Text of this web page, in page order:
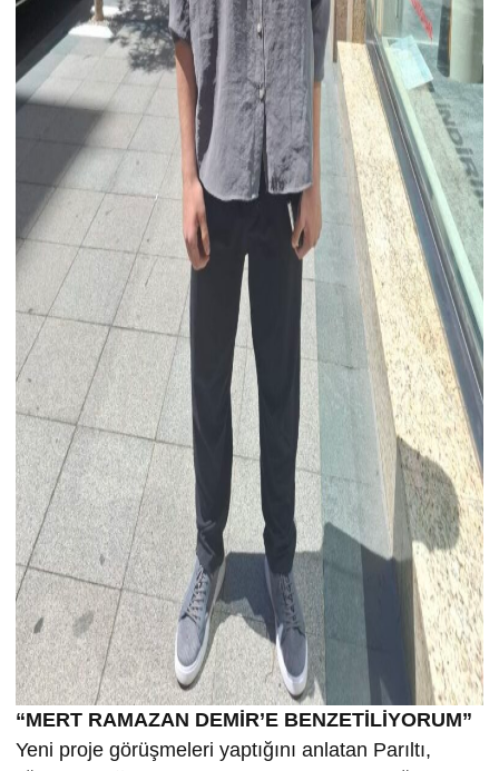
“MERT RAMAZAN DEMİR’E BENZETİLİYORUM”
Yeni proje görüşmeleri yaptığını anlatan Parıltı,